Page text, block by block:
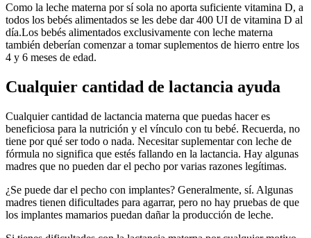
Como la leche materna por sí sola no aporta suficiente vitamina D, a
todos los bebés alimentados se les debe dar 400 UI de vitamina D al
día.Los bebés alimentados exclusivamente con leche materna
también deberían comenzar a tomar suplementos de hierro entre los
4 y 6 meses de edad.
Cualquier cantidad de lactancia ayuda
Cualquier cantidad de lactancia materna que puedas hacer es
beneficiosa para la nutrición y el vínculo con tu bebé. Recuerda, no
tiene por qué ser todo o nada. Necesitar suplementar con leche de
fórmula no significa que estés fallando en la lactancia. Hay algunas
madres que no pueden dar el pecho por varias razones legítimas.
¿Se puede dar el pecho con implantes? Generalmente, sí. Algunas
madres tienen dificultades para agarrar, pero no hay pruebas de que
los implantes mamarios puedan dañar la producción de leche.